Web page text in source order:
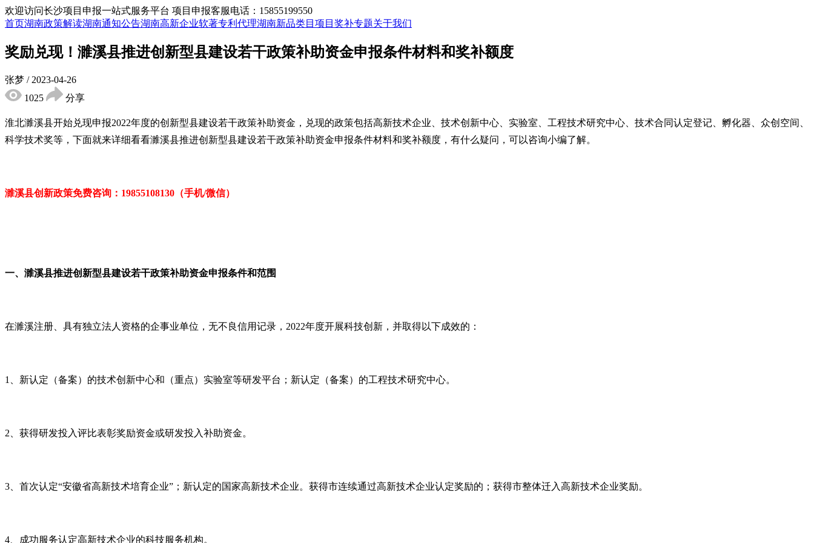
欢迎访问长沙项目申报一站式服务平台 项目申报客服电话：15855199550
首页湖南政策解读湖南通知公告湖南高新企业软著专利代理湖南新品类目 项目奖补专题关于我们
奖励兑现！濉溪县推进创新型县建设若干政策补助资金申报条件材料和奖补额度
张梦 / 2023-04-26
1025
分享
淮北濉溪县开始兑现申报2022年度的创新型县建设若干政策补助资金 ， 兑现的政策包括高新技术企业、技术创新中心、实验室、工程技术研究中心、技术合同认定登记、孵化器、众创空间、
科学技术奖等，下面就来详细看看濉溪县推进创新型县建设若干政策补助资金申报条件材料和奖补额度，有什么疑问，可以咨询小编了解。
濉溪县创新政策免费咨询： 19855108130（手机/微信）
一、濉溪县推进创新型县建设若干政策补助资金申报条件和范围
在濉溪注册、具有独立法人资格的企事业单位，无不良信用记录， 2022年度开展科技创新，并取得以下成效的：
1 、新认定（备案）的技术创新中心和（重点）实验室等研发平台；新认定（备案）的工程技术研究中心。
2 、获得研发投入评比表彰奖励资金或研发投入补助资金。
3 、首次认定“安徽省高新技术培育企业”；新认定的国家高新技术企业。获得市连续通过高新技术企业认定奖励的；获得市整体迁入高新技术企业奖励。
4 、成功服务认定高新技术企业的科技服务机构。